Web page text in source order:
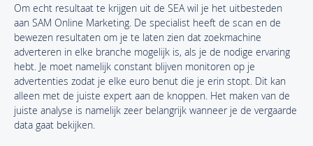
Om echt resultaat te krijgen uit de SEA wil je het uitbesteden
aan SAM Online Marketing. De specialist heeft de scan en de
bewezen resultaten om je te laten zien dat zoekmachine
adverteren in elke branche mogelijk is, als je de nodige ervaring
hebt. Je moet namelijk constant blijven monitoren op je
advertenties zodat je elke euro benut die je erin stopt. Dit kan
alleen met de juiste expert aan de knoppen. Het maken van de
juiste analyse is namelijk zeer belangrijk wanneer je de vergaarde
data gaat bekijken.